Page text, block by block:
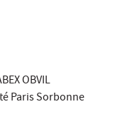
OBVIL
Paris Sorbonne